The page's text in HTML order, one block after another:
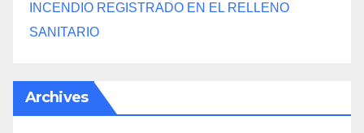
INCENDIO REGISTRADO EN EL RELLENO
SANITARIO
Archives